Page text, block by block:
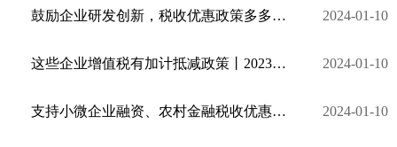
鼓励企业研发创新，税收优惠政策多多丨2023年延续、优化、完善税收优惠政策指引④ 2024-01-10
这些企业增值税有加计抵减政策丨2023年延续、优化、完善税收优惠政策指引③ 2024-01-10
支持小微企业融资、农村金融税收优惠政策，请查收丨2023年延续、优化、完善税收优惠政策指引② 2024-01-10